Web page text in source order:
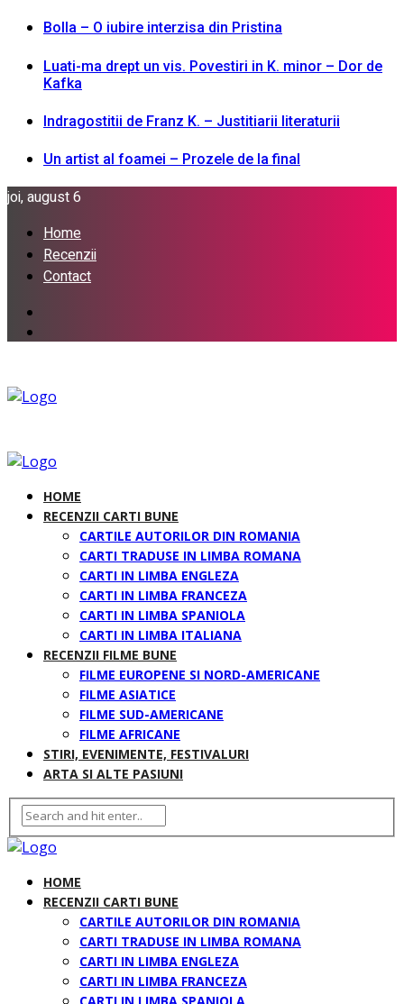
Bolla – O iubire interzisa din Pristina
Luati-ma drept un vis. Povestiri in K. minor – Dor de
Kafka
Indragostitii de Franz K. – Justitiarii literaturii
Un artist al foamei – Prozele de la final
joi, august 6
Home
Recenzii
Contact
HOME
RECENZII CARTI BUNE
CARTILE AUTORILOR DIN ROMANIA
CARTI TRADUSE IN LIMBA ROMANA
CARTI IN LIMBA ENGLEZA
CARTI IN LIMBA FRANCEZA
CARTI IN LIMBA SPANIOLA
CARTI IN LIMBA ITALIANA
RECENZII FILME BUNE
FILME EUROPENE SI NORD-AMERICANE
FILME ASIATICE
FILME SUD-AMERICANE
FILME AFRICANE
STIRI, EVENIMENTE, FESTIVALURI
ARTA SI ALTE PASIUNI
HOME
RECENZII CARTI BUNE
CARTILE AUTORILOR DIN ROMANIA
CARTI TRADUSE IN LIMBA ROMANA
CARTI IN LIMBA ENGLEZA
CARTI IN LIMBA FRANCEZA